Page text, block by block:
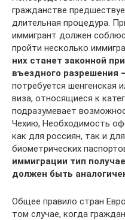
гражданстве
длительная процедура.
иммигрант должен
пройти несколько
них станет законной
въездного разрешения
потребуется шенгенская
виза, относящиеся к
подразумевает
Чехию, Необходимость
как для россиян, так и
биометрических
иммиграции тип
должен быть
Общее правило стран
том случае, когда